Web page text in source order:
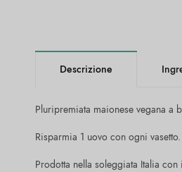
Descrizione
Pluripremiata maionese vegana a
Risparmia 1 uovo con ogni vasetto.
Prodotta nella soleggiata Italia